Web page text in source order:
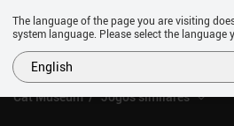
Cat Museum Jogos similares
The language of the page you are visiting
system language. Please select the language
English